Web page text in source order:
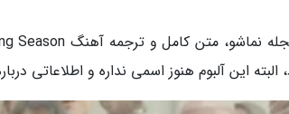
این آلبوم هنوز اسمی نداره و